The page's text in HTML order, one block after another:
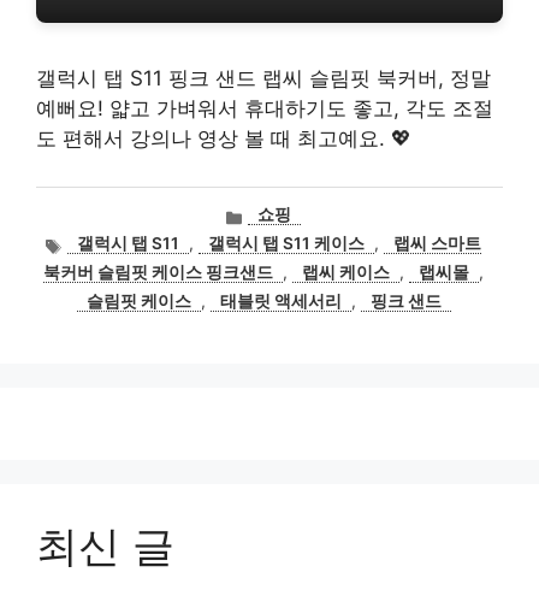
갤럭시 탭 S11 핑크 샌드 랩씨 슬림핏 북커버, 정말
예뻐요! 얇고 가벼워서 휴대하기도 좋고, 각도 조절
도 편해서 강의나 영상 볼 때 최고예요. 💖
카
테
고
리
쇼핑
태
그
갤럭시 탭 S11 , 갤럭시 탭 S11 케이스 ,
랩씨 스마트
북커버 슬림핏 케이스 핑크샌드 , 랩씨 케이스 , 랩씨몰 ,
슬림핏 케이스 , 태블릿 액세서리 , 핑크 샌드
최신 글